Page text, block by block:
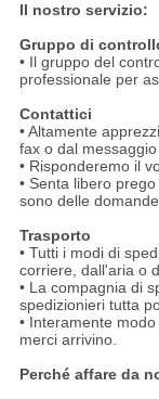
Il nostro servizio:
Gruppo di
• Il gruppo del
professionale per
Contattici
• Altamente
fax o dal
• Risponderemo il
• Senta libero
sono delle
Trasporto
• Tutti i modi di
corriere, dall'aria o
• La compagnia di
spedizionieri tutta
• Interamente
merci arrivino.
Perché affare da